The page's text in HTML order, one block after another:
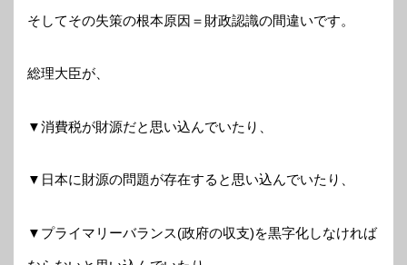
そしてその失策の根本原因＝財政認識の間違いです。
総理大臣が、
▼消費税が財源だと思い込んでいたり、
▼日本に財源の問題が存在すると思い込んでいたり、
▼プライマリーバランス(政府の収支)を黒字化しなければ